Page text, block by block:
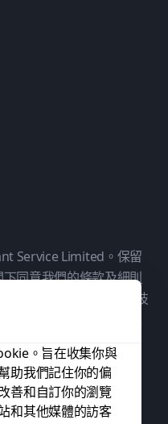
。旨在收集你與
助我們記住你的偏
善和自訂你的瀏覽
和其他媒體的訪客
Service Limited。保留
同意我們的條款及細則
Service Limited 是一個技
們在各相關司法管轄區
Limited. All rights